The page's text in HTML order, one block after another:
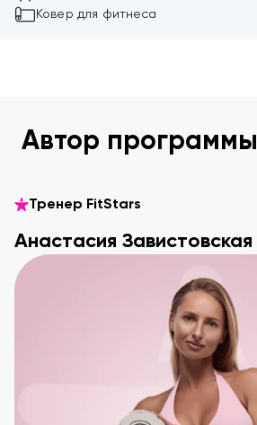
Ковер для фитнеса
Автор программы
Тренер FitStars
Анастасия Завистовская